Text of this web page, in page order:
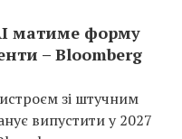
матиме форму
– Bloomberg
зі штучним
випустити у 2027